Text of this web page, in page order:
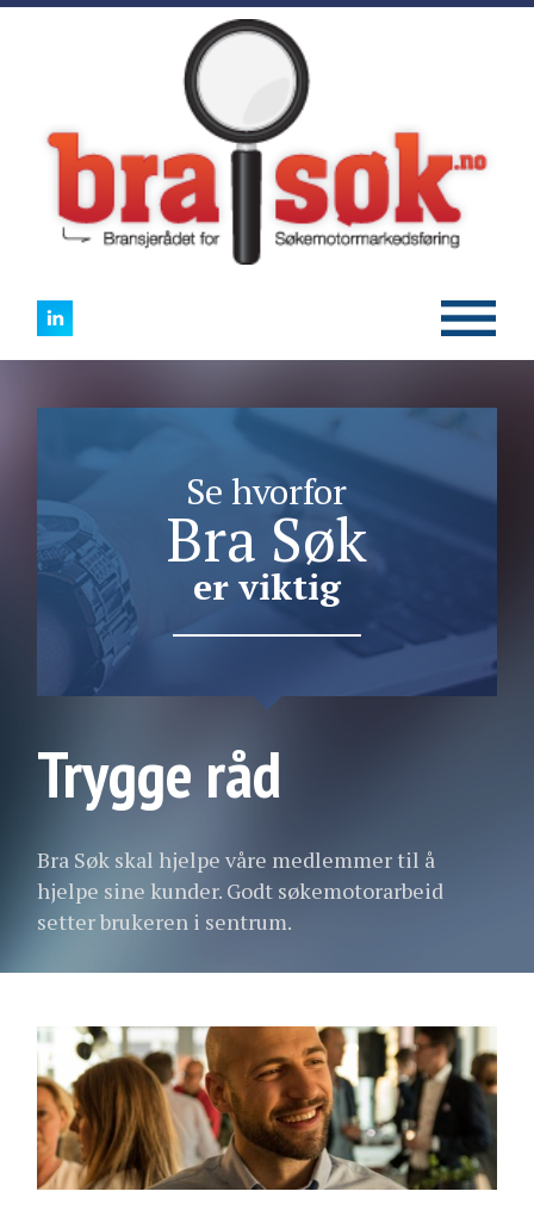
Se hvorfor
Bra Søk
er viktig
Trygge råd
Bra Søk skal hjelpe våre medlemmer til å
hjelpe sine kunder. Godt søkemotorarbeid
setter brukeren i sentrum.